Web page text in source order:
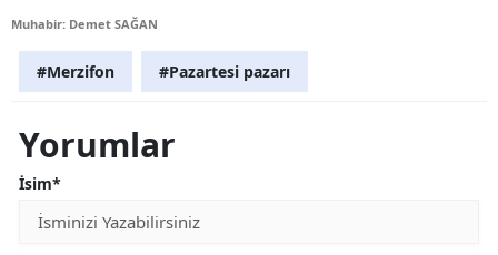
Muhabir: Demet SAĞAN
#Merzifon #Pazartesi pazarı
Yorumlar
İsim*